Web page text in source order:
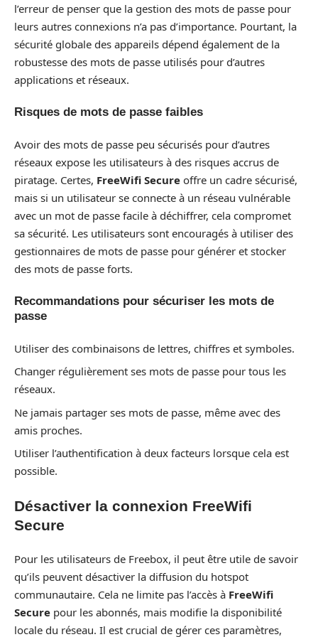
l’erreur de penser que la gestion des mots de passe pour
leurs autres connexions n’a pas d’importance. Pourtant, la
sécurité globale des appareils dépend également de la
robustesse des mots de passe utilisés pour d’autres
applications et réseaux.
Risques de mots de passe faibles
Avoir des mots de passe peu sécurisés pour d’autres
réseaux expose les utilisateurs à des risques accrus de
piratage. Certes, FreeWifi Secure offre un cadre sécurisé,
mais si un utilisateur se connecte à un réseau vulnérable
avec un mot de passe facile à déchiffrer, cela compromet
sa sécurité. Les utilisateurs sont encouragés à utiliser des
gestionnaires de mots de passe pour générer et stocker
des mots de passe forts.
Recommandations pour sécuriser les mots de
passe
Utiliser des combinaisons de lettres, chiffres et symboles.
Changer régulièrement ses mots de passe pour tous les
réseaux.
Ne jamais partager ses mots de passe, même avec des
amis proches.
Utiliser l’authentification à deux facteurs lorsque cela est
possible.
Désactiver la connexion FreeWifi
Secure
Pour les utilisateurs de Freebox, il peut être utile de savoir
qu’ils peuvent désactiver la diffusion du hotspot
communautaire. Cela ne limite pas l’accès à FreeWifi
Secure pour les abonnés, mais modifie la disponibilité
locale du réseau. Il est crucial de gérer ces paramètres,